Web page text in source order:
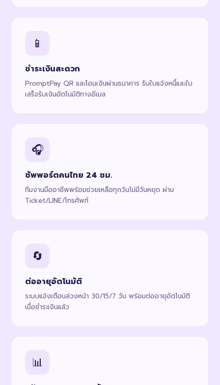
📱
ชำระเงินสะดวก
PromptPay QR และโอนเงินผ่านธนาคาร รับใบแจ้งหนี้และใบ
เสร็จรับเงินอัตโนมัติทางอีเมล
🎧
ซัพพอร์ตคนไทย 24 ชม.
ทีมงานมืออาชีพพร้อมช่วยเหลือทุกวันไม่มีวันหยุด ผ่าน
Ticket/LINE/โทรศัพท์
🔄
ต่ออายุอัตโนมัติ
ระบบแจ้งเตือนล่วงหน้า 30/15/7 วัน พร้อมต่ออายุอัตโนมัติ
เมื่อชำระเงินแล้ว
📊